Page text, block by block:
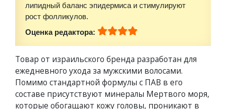
липидный баланс эпидермиса и стимулируют
рост фолликулов.
Оценка редактора:
Товар от израильского бренда разработан для
ежедневного ухода за мужскими волосами.
Помимо стандартной формулы с ПАВ в его
составе присутствуют минералы Мертвого моря,
которые обогащают кожу головы, проникают в